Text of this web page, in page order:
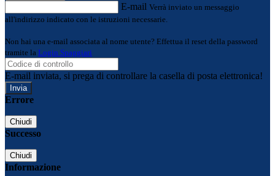
E-mail Verrà inviato un messaggio
all'indirizzo indicato con le istruzioni necessarie.
Non hai una e-mail associata al nome utente? Effettua il reset della password
tramite la Login Spaggiari
E-mail inviata, si prega di controllare la casella di posta elettronica!
Errore
Chiudi
Successo
Chiudi
Informazione